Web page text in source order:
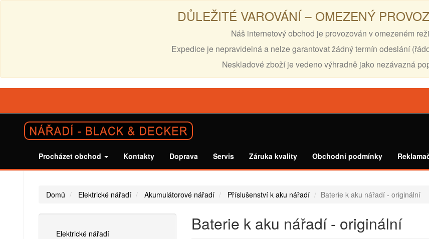
DŮLEŽITÉ VAROVÁNÍ – OMEZENÝ
Náš internetový obchod je provozován v omezeném
Expedice je nepravidelná a nelze garantovat žádný termín odeslání
Neskladové zboží je vedeno výhradně jako nezávazná
Procházet obchod Kontakty Doprava Servis Záruka kvality Obchodní podmínky
Domů Elektrické nářadí Akumulátorové nářadí Příslušenství k aku nářadí Baterie k aku nářadí - originální
Elektrické nářadí
Baterie k aku nářadí - originální